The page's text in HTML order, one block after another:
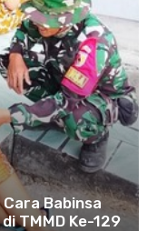
Babinsa
TMMD Ke-129